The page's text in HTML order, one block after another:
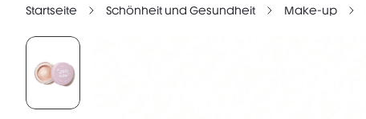
Startseite Schönheit und Gesundheit Make-up